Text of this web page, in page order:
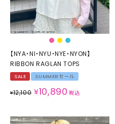
【NYA・NI・NYU・NYE・NYON】
RIBBON RAGLAN TOPS
SALE SUMMERセール
¥12,100 ¥10,890 税込